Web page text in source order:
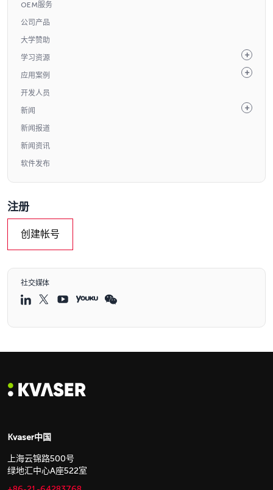
OEM服务
公司产品
大学赞助
学习资源
应用案例
开发人员
新闻
新闻报道
新闻资讯
软件发布
注册
创建帐号
社交媒体
Kvaser中国
上海云锦路500号
绿地汇中心A座522室